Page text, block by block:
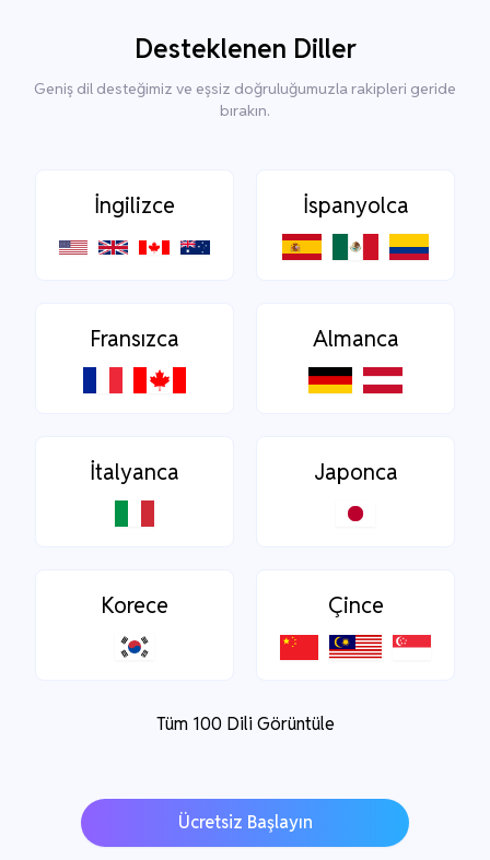
Desteklenen Diller
Geniş dil desteğimiz ve eşsiz doğruluğumuzla rakipleri geride
bırakın.
İngilizce İspanyolca
Fransızca Almanca
İtalyanca Japonca
Korece Çince
Tüm 100 Dili Görüntüle
Ücretsiz Başlayın